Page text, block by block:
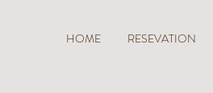
HOME RESEVATION